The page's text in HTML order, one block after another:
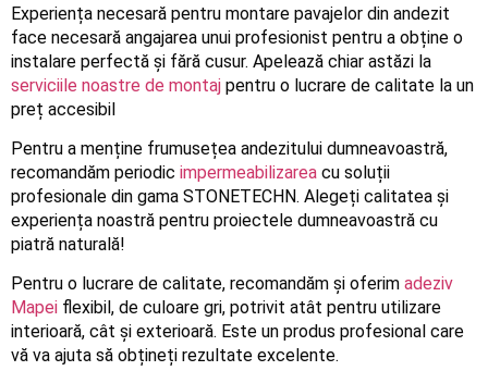
Experiența necesară pentru montare pavajelor din andezit
face necesară angajarea unui profesionist pentru a obține o
instalare perfectă și fără cusur. Apelează chiar astăzi la
serviciile noastre de montaj pentru o lucrare de calitate la un
preț accesibil
Pentru a menține frumusețea andezitului dumneavoastră,
recomandăm periodic impermeabilizarea cu soluții
profesionale din gama STONETECHN. Alegeți calitatea și
experiența noastră pentru proiectele dumneavoastră cu
piatră naturală!
Pentru o lucrare de calitate, recomandăm și oferim adeziv
Mapei flexibil, de culoare gri, potrivit atât pentru utilizare
interioară, cât și exterioară. Este un produs profesional care
vă va ajuta să obțineți rezultate excelente.